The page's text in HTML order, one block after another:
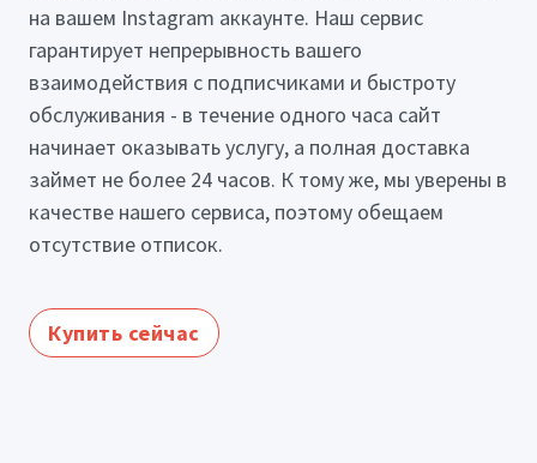
на вашем Instagram аккаунте. Наш сервис
гарантирует непрерывность вашего
взаимодействия с подписчиками и быстроту
обслуживания - в течение одного часа сайт
начинает оказывать услугу, а полная доставка
займет не более 24 часов. К тому же, мы уверены в
качестве нашего сервиса, поэтому обещаем
отсутствие отписок.
Купить сейчас